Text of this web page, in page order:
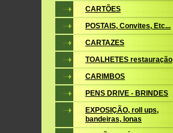
CARTÕES
POSTAIS, Convites, Etc...
CARTAZES
TOALHETES restauração
CARIMBOS
PENS DRIVE - BRINDES
EXPOSIÇÃO, roll ups,
bandeiras, lonas